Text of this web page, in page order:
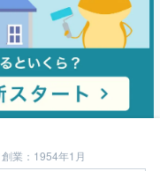
創業：1954年1月